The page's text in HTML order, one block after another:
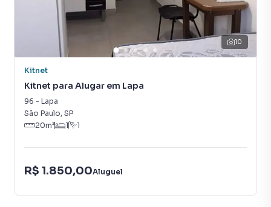
10
Kitnet
Kitnet para Alugar em Lapa
96 - Lapa
São Paulo, SP
20m² 1 1
R$ 1.850,00Aluguel